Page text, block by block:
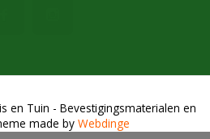
en Tuin - Bevestigingsmaterialen en
made by Webdinge